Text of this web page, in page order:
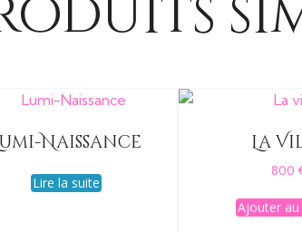
Naissance
Lire la suite
La
800
Ajouter au